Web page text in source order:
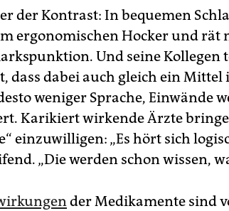
der Kontrast: In bequemen
ergonomischen Hocker und rät
Und seine Kollegen
dass dabei auch gleich ein
weniger Sprache, Einwände
Karikiert wirkende Ärzte
einzuwilligen: „Es hört sich
„Die werden schon wissen,
der Medikamente sind